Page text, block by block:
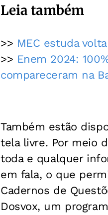
Leia também
>> MEC estuda
>> Enem 2024:
compareceram na
Também estão
tela livre. Por meio
toda e qualquer
em fala, o que
Cadernos de
Dosvox, um